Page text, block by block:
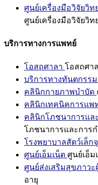
ศูนย์เครื่องมือวิจัยวิท
ศูนย์เครื่องมือวิจัยวิท
บริการทางการแพทย์
โอสถศาลา โอสถศา
บริการทางทันตกรรม
คลินิกกายภาพบำบัด
คลินิกเทคนิคการแพ
คลินิกโภชนาการแล
โภชนาการและการ
โรงพยาบาลสัตว์เล็ก
ศูนย์เอ็มเน็ต ศูนย์เอ็ม
ศูนย์ส่งเสริมสุขภาวะ
อายุ